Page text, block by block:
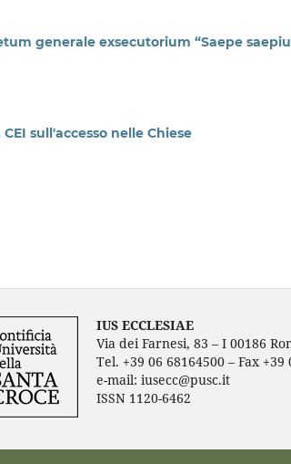
generale exsecutorium “Saepe
sull'accesso nelle Chiese
IUS ECCLESIAE
Via dei Farnesi, 83 – I 00186
Tel. +39 06 68164500 – Fax +39
e-mail: iusecc@pusc.it
ISSN 1120-6462